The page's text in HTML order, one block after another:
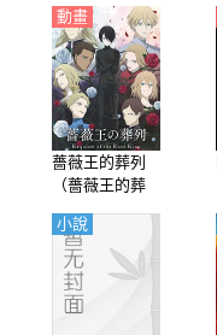
薔薇王的葬列
（薔薇王的葬
動畫
小說